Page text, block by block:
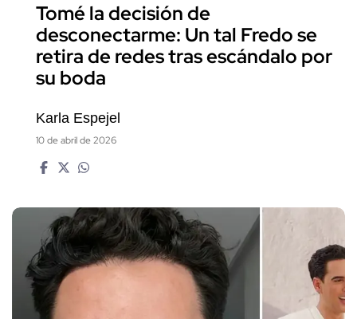
Tomé la decisión de
desconectarme: Un tal Fredo se
retira de redes tras escándalo por
su boda
Karla Espejel
10 de abril de 2026